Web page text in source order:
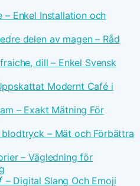
– Enkel Installation och
delen av magen – Råd
dill – Enkel Svensk
Modernt Café i
– Exakt Mätning För
– Mät och Förbättra
– Vägledning för
– Digital Slang Och Emoji